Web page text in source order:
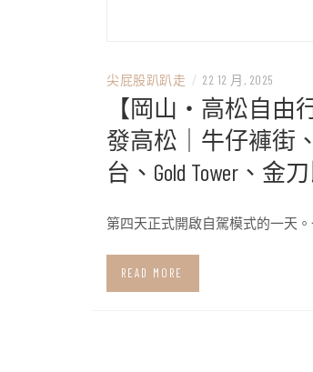
尖屁股趴趴走 / 22 12 月, 2025
【岡山・高松自由
發高松｜牛仔褲街
台、Gold Tower、金
第四天正式開啟自駕模式的一天
READ MORE